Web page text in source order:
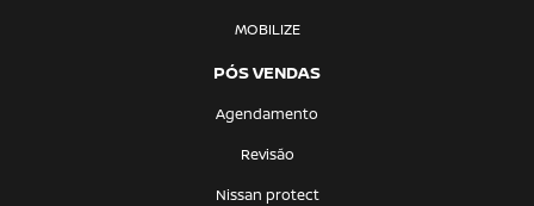
MOBILIZE
PÓS VENDAS
Agendamento
Revisão
Nissan protect